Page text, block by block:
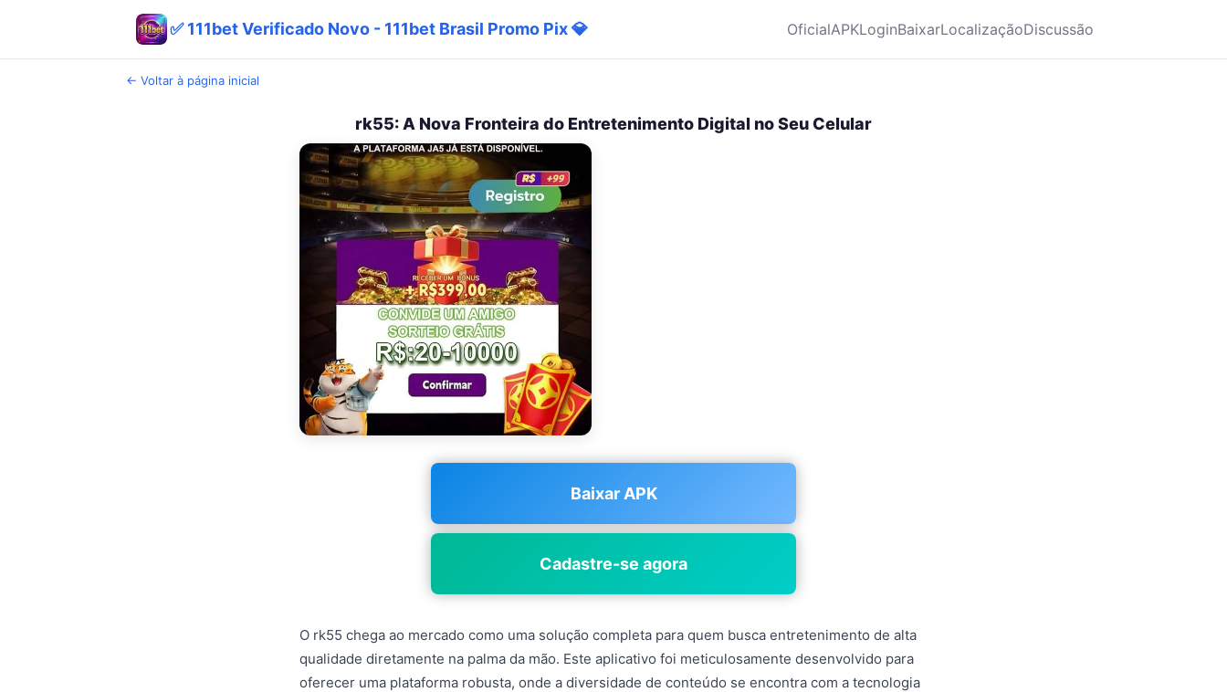
✅ 111bet Verificado Novo - 111bet Brasil Promo Pix 💎 OficialAPKLoginBaixarLocalizaçãoDiscussão
← Voltar à página inicial
rk55: A Nova Fronteira do Entretenimento Digital no Seu Celular
Baixar APK
Cadastre-se agora
O rk55 chega ao mercado como uma solução completa para quem busca entretenimento de alta
qualidade diretamente na palma da mão. Este aplicativo foi meticulosamente desenvolvido para
oferecer uma plataforma robusta, onde a diversidade de conteúdo se encontra com a tecnologia